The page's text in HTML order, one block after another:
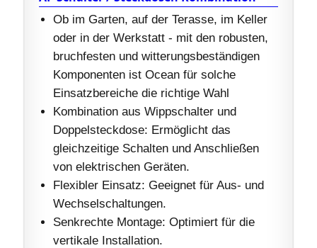
Ob im Garten, auf der Terasse, im Keller
oder in der Werkstatt - mit den robusten,
bruchfesten und witterungsbeständigen
Komponenten ist Ocean für solche
Einsatzbereiche die richtige Wahl
Kombination aus Wippschalter und
Doppelsteckdose: Ermöglicht das
gleichzeitige Schalten und Anschließen
von elektrischen Geräten.
Flexibler Einsatz: Geeignet für Aus- und
Wechselschaltungen.
Senkrechte Montage: Optimiert für die
vertikale Installation.​